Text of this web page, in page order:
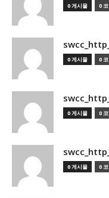
0 게시물 0
0 게시물 0
0 게시물 0
0 게시물 0